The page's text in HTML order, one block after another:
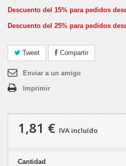
Descuento del 15% para pedidos
Descuento del 25% para pedidos
Tweet Compartir
Enviar a un amigo
Imprimir
1,81 € IVA incluído
Cantidad